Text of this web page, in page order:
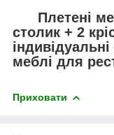
Плетені
столик + 2
меблі для
Приховати